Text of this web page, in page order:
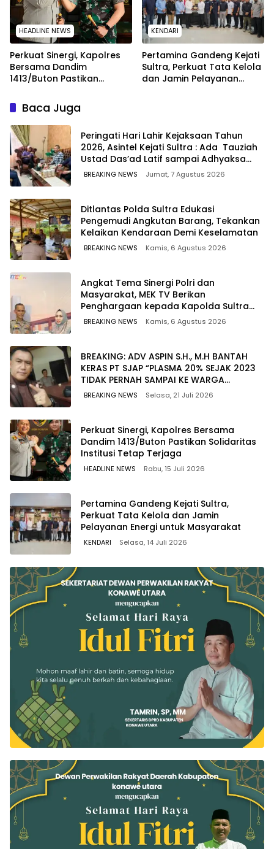
HEADLINE NEWS
Perkuat Sinergi, Kapolres
Bersama Dandim
1413/Buton Pastikan
Terjaga
KENDARI
Pertamina Gandeng Kejati
Sultra, Perkuat Tata Kelola
dan Jamin Pelayanan
Baca Juga
Peringati Hari Lahir Kejaksaan Tahun
2026, Asintel Kejati Sultra : Ada Tauziah
Ustad Das’ad Latif sampai Adhyaksa
Run
BREAKING NEWS Jumat, 7 Agustus 2026
Ditlantas Polda Sultra Edukasi
Pengemudi Angkutan Barang, Tekankan
Kelaikan Kendaraan Demi Keselamatan
BREAKING NEWS Kamis, 6 Agustus 2026
Angkat Tema Sinergi Polri dan
Masyarakat, MEK TV Berikan
Penghargaan kepada Kapolda Sultra
melalui Kabid Humas
BREAKING NEWS Kamis, 6 Agustus 2026
BREAKING: ADV ASPIN S.H., M.H BANTAH
KERAS PT SJAP “PLASMA 20% SEJAK 2023
TIDAK PERNAH SAMPAI KE WARGA
WAWOONE!
BREAKING NEWS Selasa, 21 Juli 2026
Perkuat Sinergi, Kapolres Bersama
Dandim 1413/Buton Pastikan Solidaritas
Institusi Tetap Terjaga
HEADLINE NEWS Rabu, 15 Juli 2026
Pertamina Gandeng Kejati Sultra,
Perkuat Tata Kelola dan Jamin
Pelayanan Energi untuk Masyarakat
KENDARI Selasa, 14 Juli 2026